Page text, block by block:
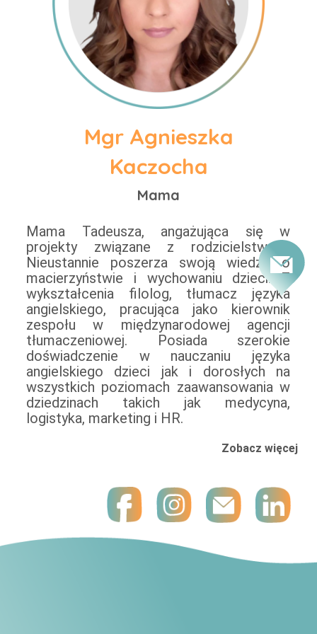
Mgr Agnieszka
Kaczocha
Mama
Mama Tadeusza, angażująca się w
projekty związane z rodzicielstwem.
Nieustannie poszerza swoją wiedzę o
macierzyństwie i wychowaniu dzieci. Z
wykształcenia filolog, tłumacz języka
angielskiego, pracująca jako kierownik
zespołu w międzynarodowej agencji
tłumaczeniowej. Posiada szerokie
doświadczenie w nauczaniu języka
angielskiego dzieci jak i dorosłych na
wszystkich poziomach zaawansowania w
dziedzinach takich jak medycyna,
logistyka, marketing i HR.
Zobacz więcej